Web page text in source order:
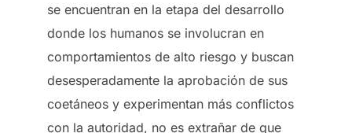
se encuentran en la etapa del desarrollo
donde los humanos se involucran en
comportamientos de alto riesgo y buscan
desesperadamente la aprobación de sus
coetáneos y experimentan más conflictos
con la autoridad, no es extrañar de que